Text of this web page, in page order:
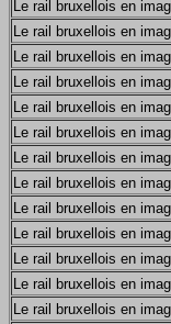
Le rail bruxellois en
Le rail bruxellois en
Le rail bruxellois en
Le rail bruxellois en
Le rail bruxellois en
Le rail bruxellois en
Le rail bruxellois en
Le rail bruxellois en
Le rail bruxellois en
Le rail bruxellois en
Le rail bruxellois en
Le rail bruxellois en
Le rail bruxellois en